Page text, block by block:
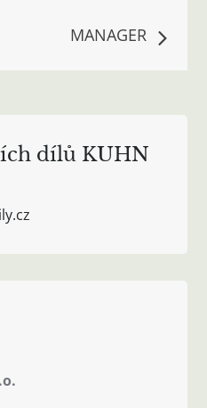
MANAGER
dílů KUHN